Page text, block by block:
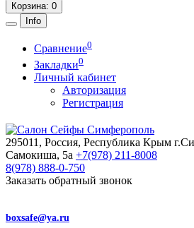
Корзина: 0
Info
Сравнение0
Закладки0
Личный кабинет
Авторизация
Регистрация
295011, Россия, Республика Крым
Самокиша, 5а +7(978) 211-8008
8(978) 888-0-750
Заказать обратный звонок
boxsafe@ya.ru